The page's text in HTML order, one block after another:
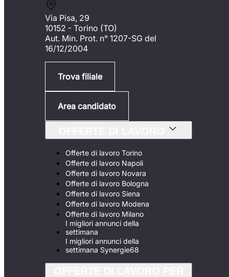
Via Pisa, 29
10152 - Torino (TO)
Aut. Min. Prot. n° 1207-SG del
16/12/2004
Trova filiale
Area candidato
Offerte di lavoro Torino
Offerte di lavoro Napoli
Offerte di lavoro Novara
Offerte di lavoro Bologna
Offerte di lavoro Siena
Offerte di lavoro Modena
Offerte di lavoro Milano
I migliori annunci della
settimana
I migliori annunci della
settimana Synergie68